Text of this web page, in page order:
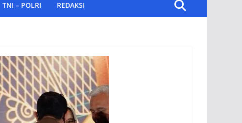
TNI – POLRI REDAKSI